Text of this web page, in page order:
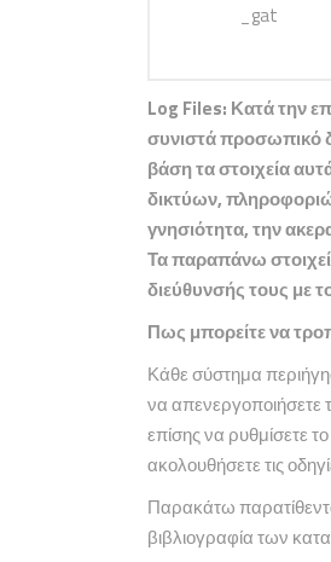
_gat
Log Files: Κατά την
συνιστά προσωπικό
βάση τα στοιχεία
δικτύων,
γνησιότητα, την
Τα παραπάνω
διεύθυνσής τους με
Πως μπορείτε να
Κάθε σύστημα
να απενεργοποιήσετε
επίσης να ρυθμίσετε
ακολουθήσετε τις
Παρακάτω
βιβλιογραφία των